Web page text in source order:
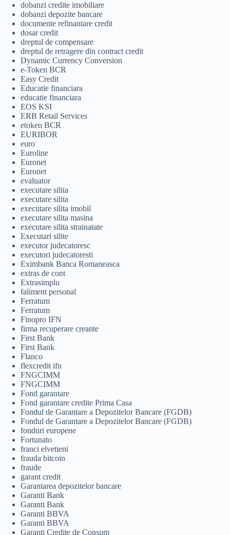
dobanzi credite imobiliare
dobanzi depozite bancare
documente refinantare credit
dosar credit
dreptul de compensare
dreptul de retragere din contract credit
Dynamic Currency Conversion
e-Token BCR
Easy Credit
Educatie financiara
educatie financiara
EOS KSI
ERB Retail Services
etoken BCR
EURIBOR
euro
Euroline
Euronet
Euronet
evaluator
executare silita
executare silita
executare silita imobil
executare silita masina
executare silita strainatate
Executari silite
executor judecatoresc
executori judecatoresti
Eximbank Banca Romaneasca
extras de cont
Extrasimplu
faliment personal
Ferratum
Ferratum
Finopro IFN
firma recuperare creante
First Bank
First Bank
Flanco
flexcredit ifn
FNGCIMM
FNGCIMM
Fond garantare
Fond garantare credite Prima Casa
Fondul de Garantare a Depozitelor Bancare (FGDB)
Fondul de Garantare a Depozitelor Bancare (FGDB)
fonduri europene
Fortunato
franci elvetieni
frauda bitcoin
fraude
garant credit
Garantarea depozitelor bancare
Garanti Bank
Garanti Bank
Garanti BBVA
Garanti BBVA
Garanti Credite de Consum